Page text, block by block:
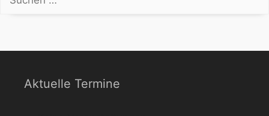
nach:
Aktuelle Termine